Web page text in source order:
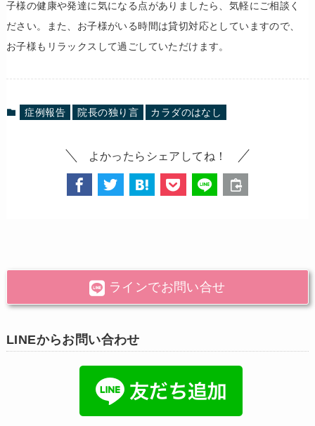
子様の健康や発達に気になる点がありましたら、気軽にご相談く
ださい。また、お子様がいる時間は貸切対応としていますので、
お子様もリラックスして過ごしていただけます。
症例報告 院長の独り言 カラダのはなし
よかったらシェアしてね！
ラインでお問い合せ
LINEからお問い合わせ